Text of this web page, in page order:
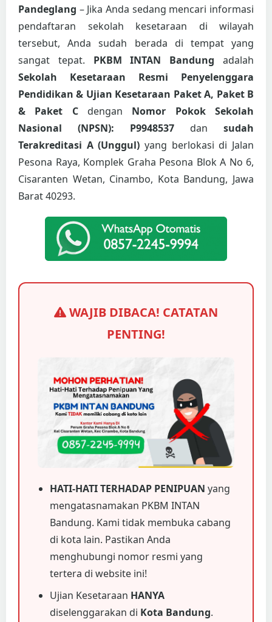
Pandeglang – Jika Anda sedang mencari informasi
pendaftaran sekolah kesetaraan di wilayah
tersebut, Anda sudah berada di tempat yang
sangat tepat. PKBM INTAN Bandung adalah
Sekolah Kesetaraan Resmi Penyelenggara
Pendidikan & Ujian Kesetaraan Paket A, Paket B
& Paket Cdengan Nomor Pokok Sekolah
Nasional (NPSN): P9948537 dan sudah
Terakreditasi A (Unggul) yang berlokasi di Jalan
Pesona Raya, Komplek Graha Pesona Blok A No 6,
Cisaranten Wetan, Cinambo, Kota Bandung, Jawa
Barat 40293.
WAJIB DIBACA! CATATAN
PENTING!
HATI-HATI TERHADAP PENIPUAN yang
mengatasnamakan PKBM INTAN
Bandung. Kami tidak membuka cabang
di kota lain. Pastikan Anda
menghubungi nomor resmi yang
tertera di website ini!
Ujian Kesetaraan HANYA
diselenggarakan di Kota Bandung.